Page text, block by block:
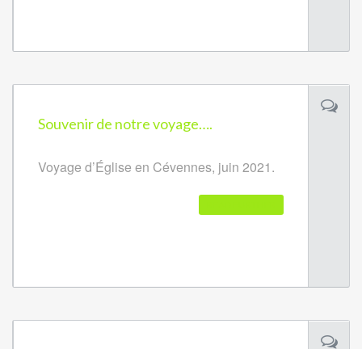
Souvenir de notre voyage….
Voyage d’Église en Cévennes, juin 2021.